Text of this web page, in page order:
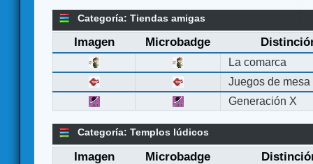
Categoría: Tiendas amigas
Imagen Microbadge
La comarca
Juegos de mesa
Generación X
Categoría: Templos lúdicos
Imagen Microbadge